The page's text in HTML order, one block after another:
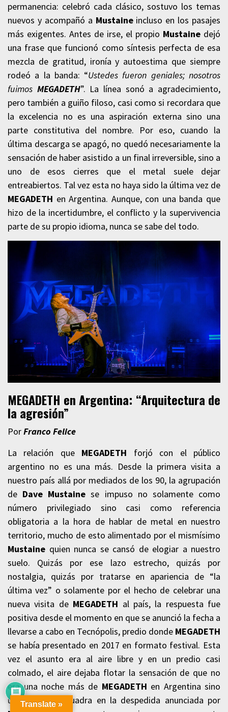
permanencia: celebró cada clásico, sostuvo los temas
nuevos y acompañó a Mustaineincluso en los pasajes
más exigentes. Antes de irse, el propio Mustaine dejó
una frase que funcionó como síntesis perfecta de esa
mezcla de gratitud, ironía y autoestima que siempre
rodeó a la banda: “Ustedes fueron geniales; nosotros
fuimos MEGADETH”. La línea sonó a agradecimiento,
pero también a guiño filoso, casi como si recordara que
la excelencia no es una aspiración externa sino una
parte constitutiva del nombre. Por eso, cuando la
última descarga se apagó, no quedó necesariamente la
sensación de haber asistido a un final irreversible, sino a
uno de esos cierres que el metal suele dejar
entreabiertos. Tal vez esta no haya sido la última vez de
MEGADETH en Argentina. Aunque, con una banda que
hizo de la incertidumbre, el conflicto y la supervivencia
parte de su propio idioma, nunca se sabe del todo.
MEGADETH en Argentina: “Arquitectura de
la agresión”
PorFranco Felice
La relación que MEGADETH forjó con el público
argentino no es una más. Desde la primera visita a
nuestro país allá por mediados de los 90, la agrupación
de Dave Mustaine se impuso no solamente como
número privilegiado sino casi como referencia
obligatoria a la hora de hablar de metal en nuestro
territorio, mucho de esto alimentado por el mismísimo
Mustaine quien nunca se cansó de elogiar a nuestro
suelo. Quizás por ese lazo estrecho, quizás por
nostalgia, quizás por tratarse en apariencia de “la
última vez” o solamente por el hecho de celebrar una
nueva visita de MEGADETH al país, la respuesta fue
positiva desde el momento en que se anunció la fecha a
llevarse a cabo en Tecnópolis, predio donde MEGADETH
se había presentado en 2017 en formato festival. Esta
vez el asunto era al aire libre y en un predio casi
colmado, el aire dejaba flotar la sensación de que no
era una noche más de MEGADETH en Argentina sino
una que se encuadra en la despedida anunciada por
Translate »